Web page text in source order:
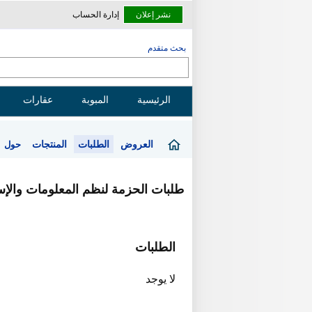
نشر إعلان إدارة الحساب
بحث متقدم
الرئيسية المبوبة عقارات
العروض الطلبات المنتجات حول
طلبات الحزمة لنظم المعلومات
الطلبات
لا يوجد